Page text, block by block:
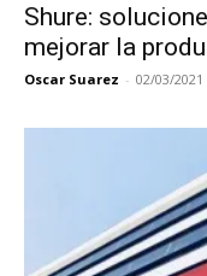
Shure:
mejorar la
Oscar Suarez - 02/03/2021